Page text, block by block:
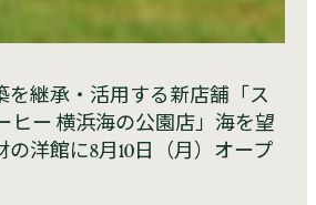
を継承・活用する新店舗「ス
ヒー 横浜海の公園店」海を望
洋館に8月10日（月）オープ